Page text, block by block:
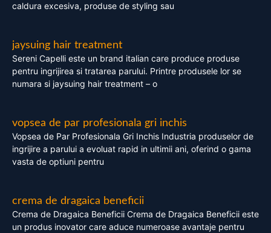
caldura excesiva, produse de styling sau
jaysuing hair treatment
Sereni Capelli este un brand italian care produce produse
pentru ingrijirea si tratarea parului. Printre produsele lor se
numara si jaysuing hair treatment – o
vopsea de par profesionala gri inchis
Vopsea de Par Profesionala Gri Inchis Industria produselor de
ingrijire a parului a evoluat rapid in ultimii ani, oferind o gama
vasta de optiuni pentru
crema de dragaica beneficii
Crema de Dragaica Beneficii Crema de Dragaica Beneficii este
un produs inovator care aduce numeroase avantaje pentru